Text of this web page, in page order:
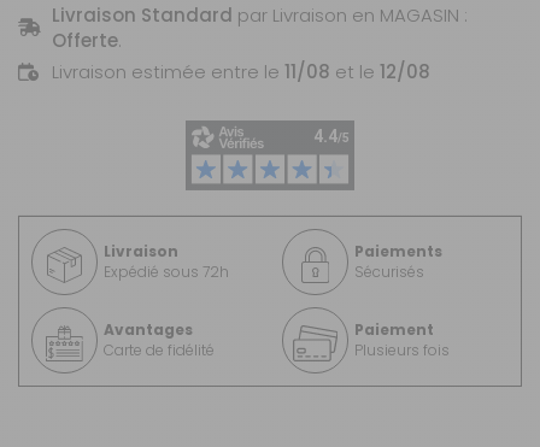
Livraison Standard par Livraison en MAGASIN :
Offerte.
Livraison estimée entre le 11/08 et le 12/08
Livraison
Expédié sous 72h
Paiements
Sécurisés
Avantages
Carte de fidélité
Paiement
Plusieurs fois